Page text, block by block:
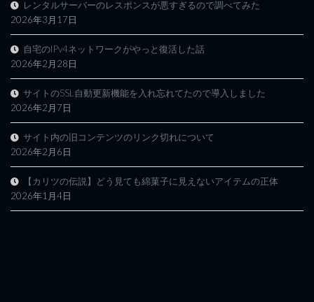
レンタルサーバーのレスポンスが悪すぎるので調べてみた
2026年3月17日
自宅のIPv4ネットワークがやっと復活した話
2026年2月28日
サイトのSSL自動更新機能を入れ忘れてたので導入しました
2026年2月7日
サイト内の旧コンテンツのリンク切れについて
2026年2月6日
【カリツの伝説】どう見ても綿菓子に見えないアイテムの正体
2026年1月4日